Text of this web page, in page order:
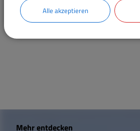
W
Mehr entdecken
Alle akzeptieren